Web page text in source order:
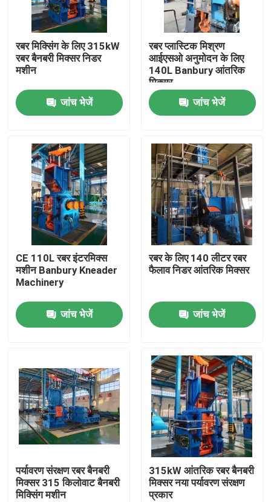
घर
उत्पादों
वीडियो
हमारे बारे में
कारखाना भ्रमण
संपर्क करें
समाचार
रबर प्रक्रिया मशीन
रबर मिक्सिंग के लिए 315kW
रबर बैनबरी मिक्सर निडर
मशीन
जांच भेजें
रबर प्लास्टिक मिश्रण
आईएसओ अनुमोदन के लिए
140L Banbury आंतरिक
मिक्सर
जांच भेजें
CE 110L रबर इंटरमिक्स
मशीन Banbury Kneader
Machinery
जांच भेजें
रबर के लिए 140 लीटर रबर
फैलाव निडर आंतरिक मिक्सर
जांच भेजें
पर्यावरण संरक्षण रबर बैनबरी
मिक्सर 315 किलोवाट बैनबरी
मिक्सिंग मशीन
315kW आंतरिक रबर बैनबरी
मिक्सर नया पर्यावरण संरक्षण
प्रकार